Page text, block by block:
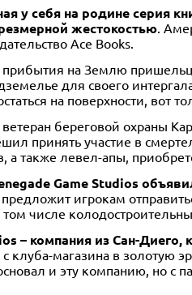
у себя на родине серия
жестокостью .
Ace Books.
прибытия на Землю
для своего
на поверхности,
береговой охраны
принять участие в
а также левел-апы,
Game Studios
игрокам
числе
– компания из Сан-
клуба-магазина в золотую
и эту компанию, но с